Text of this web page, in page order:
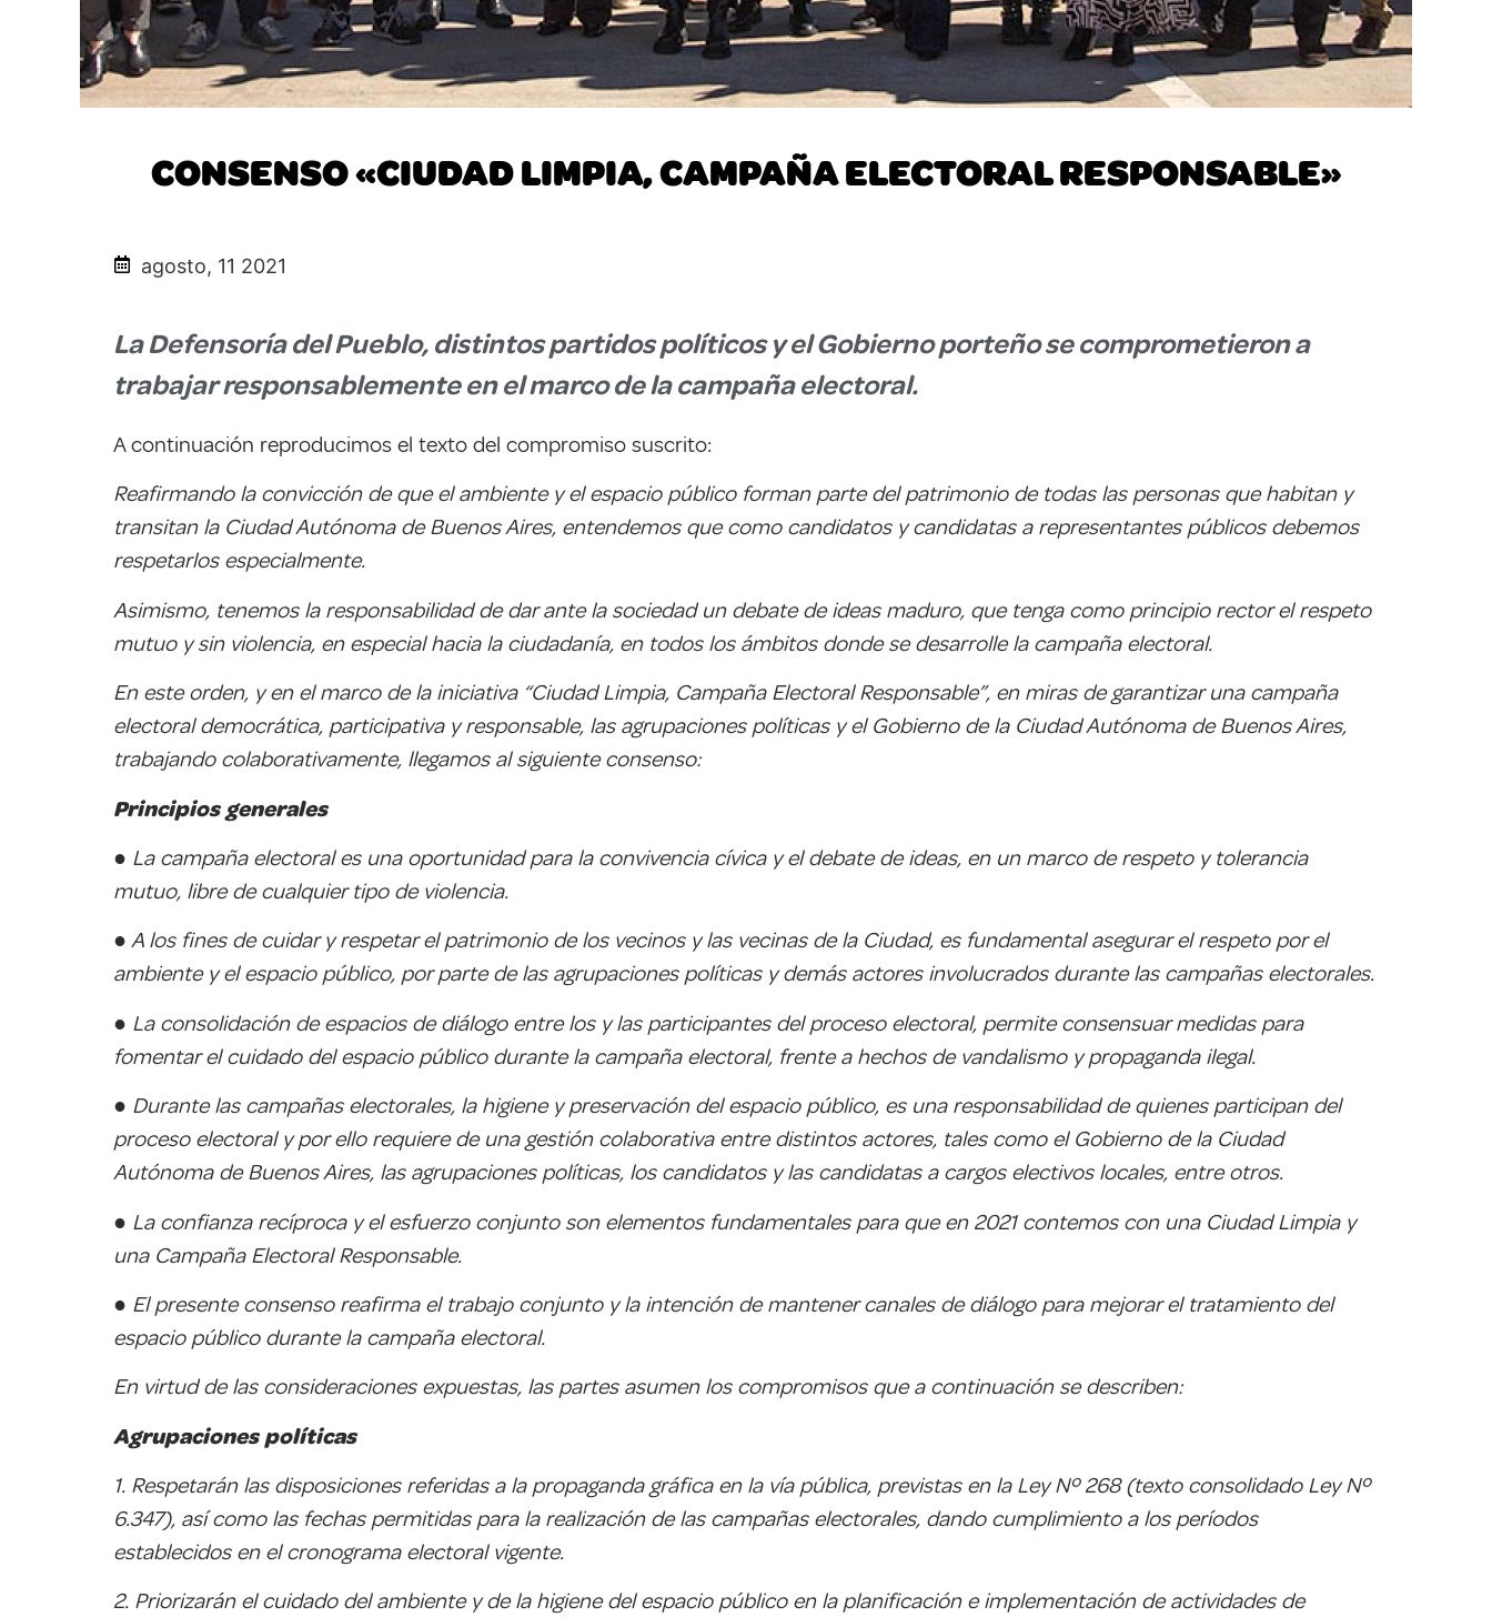
CONSENSO «CIUDAD LIMPIA, CAMPAÑA ELECTORAL RESPONSABLE»
agosto, 11 2021
La Defensoría del Pueblo, distintos partidos políticos y el Gobierno porteño se comprometieron a
trabajar responsablemente en el marco de la campaña electoral.
A continuación reproducimos el texto del compromiso suscrito:
Reafirmando la convicción de que el ambiente y el espacio público forman parte del patrimonio de todas las personas que habitan y
transitan la Ciudad Autónoma de Buenos Aires, entendemos que como candidatos y candidatas a representantes públicos debemos
respetarlos especialmente.
Asimismo, tenemos la responsabilidad de dar ante la sociedad un debate de ideas maduro, que tenga como principio rector el respeto
mutuo y sin violencia, en especial hacia la ciudadanía, en todos los ámbitos donde se desarrolle la campaña electoral.
En este orden, y en el marco de la iniciativa “Ciudad Limpia, Campaña Electoral Responsable”, en miras de garantizar una campaña
electoral democrática, participativa y responsable, las agrupaciones políticas y el Gobierno de la Ciudad Autónoma de Buenos Aires,
trabajando colaborativamente, llegamos al siguiente consenso:
Principios generales
● La campaña electoral es una oportunidad para la convivencia cívica y el debate de ideas, en un marco de respeto y tolerancia
mutuo, libre de cualquier tipo de violencia.
● A los fines de cuidar y respetar el patrimonio de los vecinos y las vecinas de la Ciudad, es fundamental asegurar el respeto por el
ambiente y el espacio público, por parte de las agrupaciones políticas y demás actores involucrados durante las campañas electorales.
● La consolidación de espacios de diálogo entre los y las participantes del proceso electoral, permite consensuar medidas para
fomentar el cuidado del espacio público durante la campaña electoral, frente a hechos de vandalismo y propaganda ilegal.
● Durante las campañas electorales, la higiene y preservación del espacio público, es una responsabilidad de quienes participan del
proceso electoral y por ello requiere de una gestión colaborativa entre distintos actores, tales como el Gobierno de la Ciudad
Autónoma de Buenos Aires, las agrupaciones políticas, los candidatos y las candidatas a cargos electivos locales, entre otros.
● La confianza recíproca y el esfuerzo conjunto son elementos fundamentales para que en 2021 contemos con una Ciudad Limpia y
una Campaña Electoral Responsable.
● El presente consenso reafirma el trabajo conjunto y la intención de mantener canales de diálogo para mejorar el tratamiento del
espacio público durante la campaña electoral.
En virtud de las consideraciones expuestas, las partes asumen los compromisos que a continuación se describen:
Agrupaciones políticas
1. Respetarán las disposiciones referidas a la propaganda gráfica en la vía pública, previstas en la Ley Nº 268 (texto consolidado Ley Nº
6.347), así como las fechas permitidas para la realización de las campañas electorales, dando cumplimiento a los períodos
establecidos en el cronograma electoral vigente.
2. Priorizarán el cuidado del ambiente y de la higiene del espacio público en la planificación e implementación de actividades de